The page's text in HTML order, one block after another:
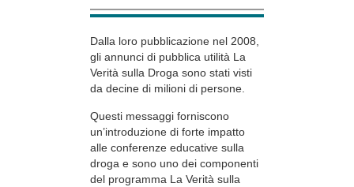
Dalla loro pubblicazione nel 2008,
gli annunci di pubblica utilità La
Verità sulla Droga sono stati visti
da decine di milioni di persone.
Questi messaggi forniscono
un’introduzione di forte impatto
alle conferenze educative sulla
droga e sono uno dei componenti
del programma La Verità sulla